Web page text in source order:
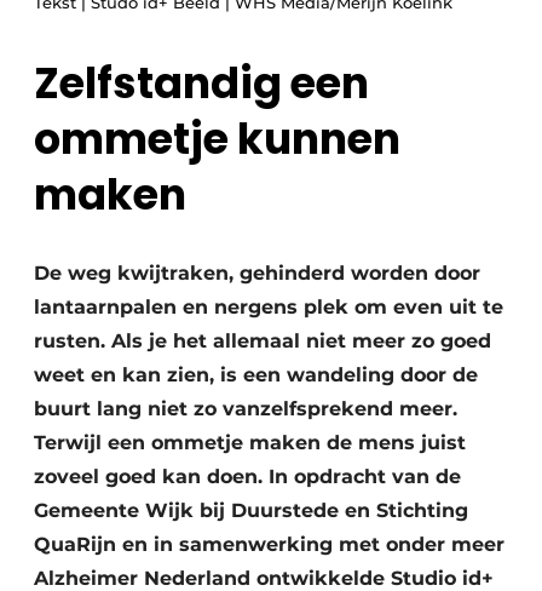
Podcasts
Vacature aanmelden
Vacatures
Video’s
Laboratoria
Zelfstandig een
ommetje kunnen
maken
De weg kwijtraken, gehinderd worden door
lantaarnpalen en nergens plek om even uit te
rusten. Als je het allemaal niet meer zo goed
weet en kan zien, is een wandeling door de
buurt lang niet zo vanzelfsprekend meer.
Terwijl een ommetje maken de mens juist
zoveel goed kan doen. In opdracht van de
Gemeente Wijk bij Duurstede en Stichting
QuaRijn en in samenwerking met onder meer
Alzheimer Nederland ontwikkelde Studio id+